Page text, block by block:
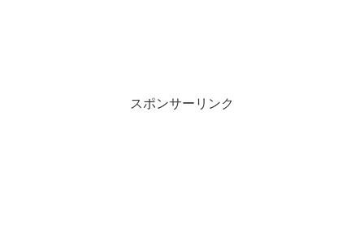
スポンサーリンク